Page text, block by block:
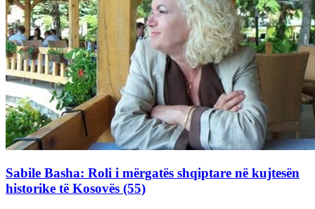
Sabile Basha: Roli i mërgatës shqiptare në kujtesën
historike të Kosovës (55)